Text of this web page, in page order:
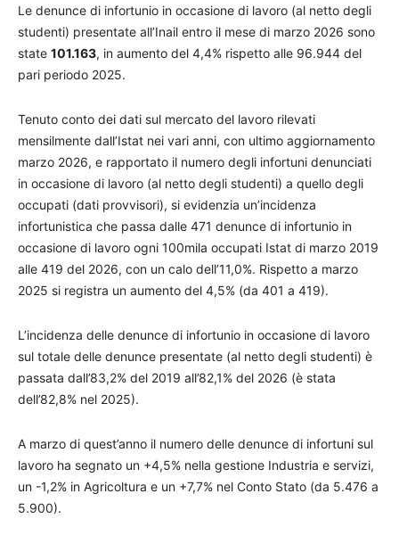
Le denunce di infortunio in occasione di lavoro (al netto degli
studenti) presentate all’Inail entro il mese di marzo 2026 sono
state 101.163, in aumento del 4,4% rispetto alle 96.944 del
pari periodo 2025.
Tenuto conto dei dati sul mercato del lavoro rilevati
mensilmente dall’Istat nei vari anni, con ultimo aggiornamento
marzo 2026, e rapportato il numero degli infortuni denunciati
in occasione di lavoro (al netto degli studenti) a quello degli
occupati (dati provvisori), si evidenzia un’incidenza
infortunistica che passa dalle 471 denunce di infortunio in
occasione di lavoro ogni 100mila occupati Istat di marzo 2019
alle 419 del 2026, con un calo dell’11,0%. Rispetto a marzo
2025 si registra un aumento del 4,5% (da 401 a 419).
L’incidenza delle denunce di infortunio in occasione di lavoro
sul totale delle denunce presentate (al netto degli studenti) è
passata dall’83,2% del 2019 all’82,1% del 2026 (è stata
dell’82,8% nel 2025).
A marzo di quest’anno il numero delle denunce di infortuni sul
lavoro ha segnato un +4,5% nella gestione Industria e servizi,
un -1,2% in Agricoltura e un +7,7% nel Conto Stato (da 5.476 a
5.900).